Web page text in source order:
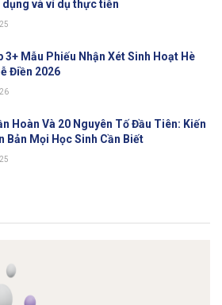
dụng và ví dụ thực tiễn
3+ Mẫu Phiếu Nhận Xét Sinh Hoạt Hè
Điền 2026
Hoàn Và 20 Nguyên Tố Đầu Tiên: Kiến
Bản Mọi Học Sinh Cần Biết